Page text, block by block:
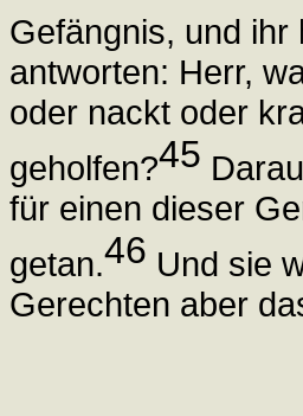
Gefängnis, und
antworten: Herr,
oder nackt oder
geholfen?45
für einen dieser
getan.46 Und sie
Gerechten aber